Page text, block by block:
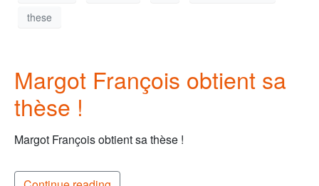
these
Margot François obtient sa
thèse !
Margot François obtient sa thèse !